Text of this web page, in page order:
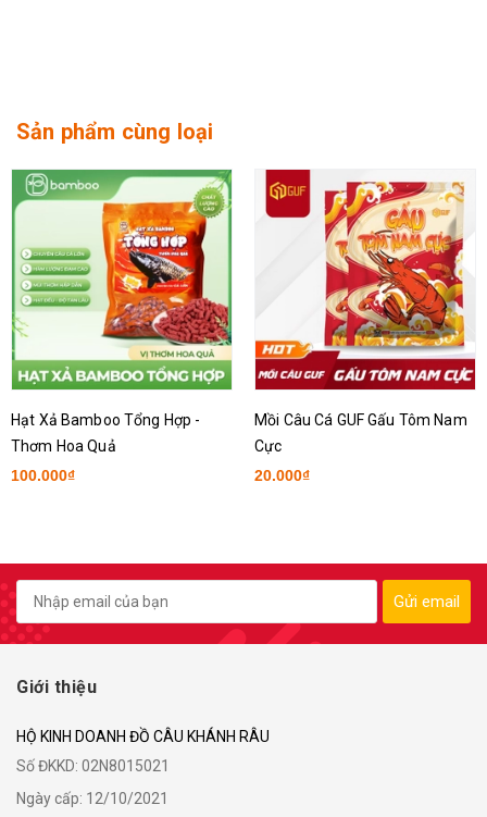
Sản phẩm cùng loại
Hạt Xả Bamboo Tổng Hợp -
Thơm Hoa Quả
100.000₫
Mồi Câu Cá GUF Gấu Tôm Nam
Cực
20.000₫
Gửi email
Giới thiệu
HỘ KINH DOANH ĐỒ CÂU KHÁNH RÂU
Số ĐKKD: 02N8015021
Ngày cấp: 12/10/2021